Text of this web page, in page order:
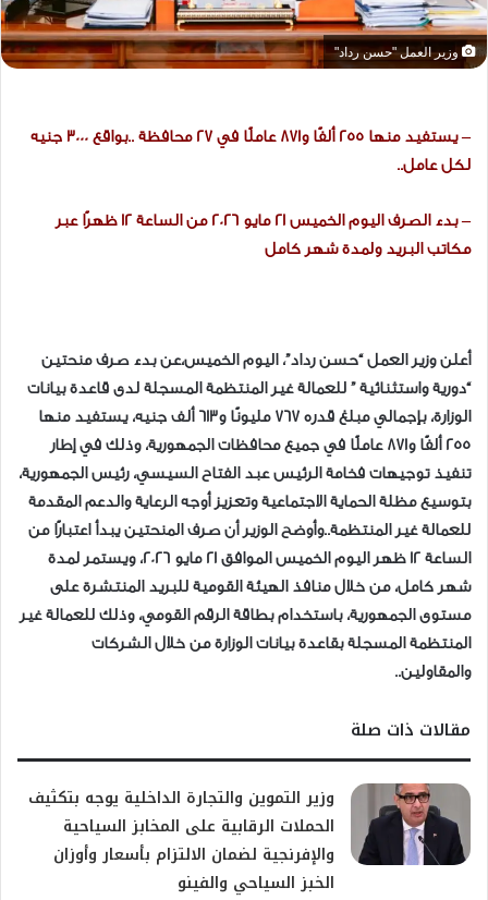
وزير العمل "حسن رداد"
– يستفيد منها 255 ألفًا و871 عاملًا في 27 محافظة ..بواقع 3000 جنيه
لكل عامل..
– بدء الصرف اليوم الخميس 21 مايو 2026 من الساعة 12 ظهرًا عبر
مكاتب البريد ولمدة شهر كامل
أعلن وزير العمل “حسن رداد”، اليوم الخميس،عن بدء صرف منحتين
“دورية واستثنائية ” للعمالة غير المنتظمة المسجلة لدى قاعدة بيانات
الوزارة، بإجمالي مبلغ قدره 767 مليونًا و613 ألف جنيه، يستفيد منها
255 ألفًا و871 عاملًا في جميع محافظات الجمهورية، وذلك في إطار
تنفيذ توجيهات فخامة الرئيس عبد الفتاح السيسي، رئيس الجمهورية،
بتوسيع مظلة الحماية الاجتماعية وتعزيز أوجه الرعاية والدعم المقدمة
للعمالة غير المنتظمة..وأوضح الوزير أن صرف المنحتين يبدأ اعتبارًا من
الساعة 12 ظهر اليوم الخميس الموافق 21 مايو 2026، ويستمر لمدة
شهر كامل، من خلال منافذ الهيئة القومية للبريد المنتشرة على
مستوى الجمهورية، باستخدام بطاقة الرقم القومي، وذلك للعمالة غير
المنتظمة المسجلة بقاعدة بيانات الوزارة من خلال الشركات
والمقاولين..
مقالات ذات صلة
وزير التموين والتجارة الداخلية يوجه بتكثيف
الحملات الرقابية على المخابز السياحية
والإفرنجية لضمان الالتزام بأسعار وأوزان
الخبز السياحي والفينو